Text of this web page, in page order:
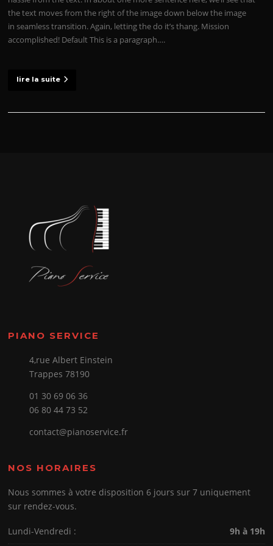
the text moves from the right of the image down below the image
in seamless transition. Again, letting the do it’s thang. Mission
accomplished! Default This is a paragraph….
lire la suite
PIANO SERVICE
4,rue Albert Einstein
Trappes 78190
01 30 69 06 36
06 80 44 73 52
contact@pianoservice.fr
NOS HORAIRES
Nous sommes à votre disposition 6 jours sur 7 uniquement
sur rendez-vous.
Lundi-Vendredi : 9h à 19h